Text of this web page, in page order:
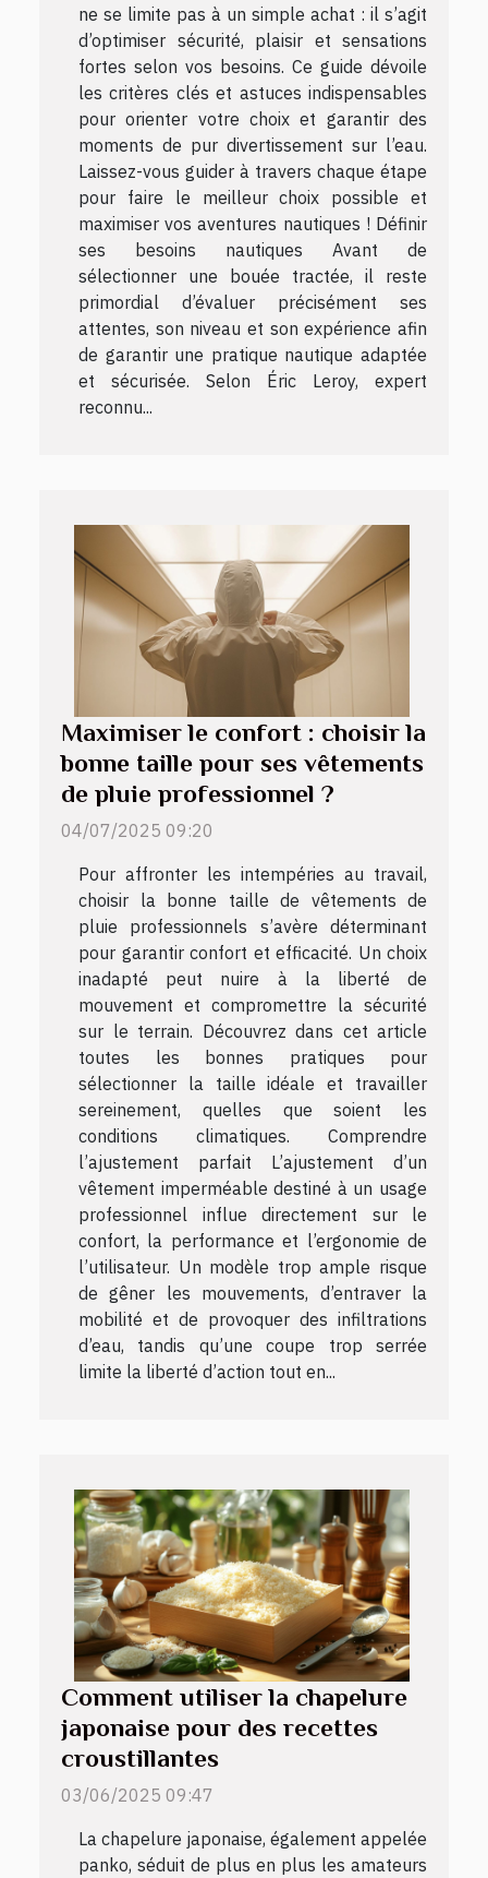
ne se limite pas à un simple achat : il s’agit
d’optimiser sécurité, plaisir et sensations
fortes selon vos besoins. Ce guide dévoile
les critères clés et astuces indispensables
pour orienter votre choix et garantir des
moments de pur divertissement sur l’eau.
Laissez-vous guider à travers chaque étape
pour faire le meilleur choix possible et
maximiser vos aventures nautiques ! Définir
ses besoins nautiques Avant de
sélectionner une bouée tractée, il reste
primordial d’évaluer précisément ses
attentes, son niveau et son expérience afin
de garantir une pratique nautique adaptée
et sécurisée. Selon Éric Leroy, expert
reconnu...
Maximiser le confort : choisir la
bonne taille pour ses vêtements
de pluie professionnel ?
04/07/2025 09:20
Pour affronter les intempéries au travail,
choisir la bonne taille de vêtements de
pluie professionnels s’avère déterminant
pour garantir confort et efficacité. Un choix
inadapté peut nuire à la liberté de
mouvement et compromettre la sécurité
sur le terrain. Découvrez dans cet article
toutes les bonnes pratiques pour
sélectionner la taille idéale et travailler
sereinement, quelles que soient les
conditions climatiques. Comprendre
l’ajustement parfait L’ajustement d’un
vêtement imperméable destiné à un usage
professionnel influe directement sur le
confort, la performance et l’ergonomie de
l’utilisateur. Un modèle trop ample risque
de gêner les mouvements, d’entraver la
mobilité et de provoquer des infiltrations
d’eau, tandis qu’une coupe trop serrée
limite la liberté d’action tout en...
Comment utiliser la chapelure
japonaise pour des recettes
croustillantes
03/06/2025 09:47
La chapelure japonaise, également appelée
panko, séduit de plus en plus les amateurs